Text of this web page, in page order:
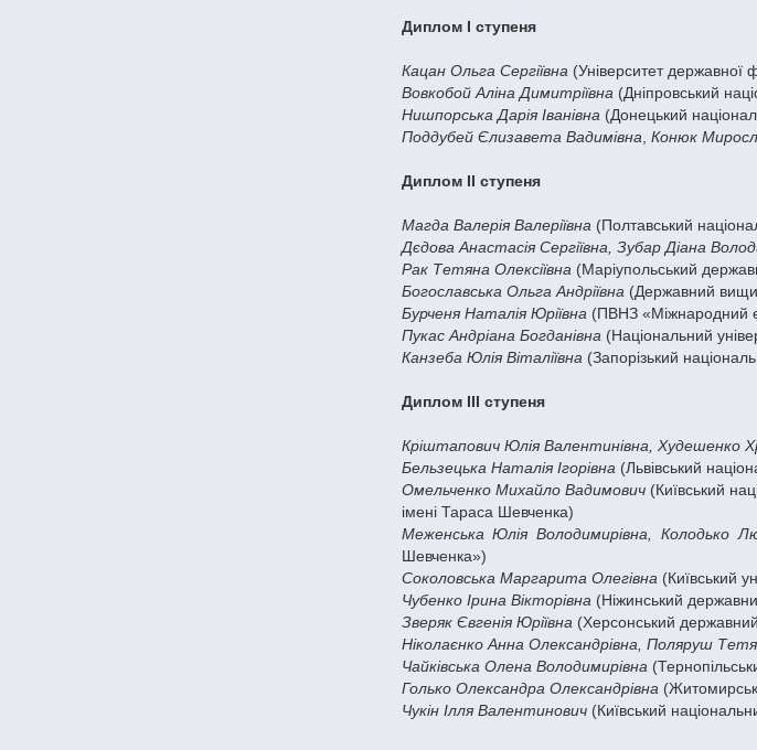
Диплом І ступеня
Кацан Ольга Сергіївна(Університет державної
Вовкобой Аліна Димитріївна(Дніпровський
Нишпорська Дарія Іванівна(Донецький
Поддубей Єлизавета Вадимівна, Конюк
Диплом ІІ ступеня
Магда Валерія Валеріївна (Полтавський
Дєдова Анастасія Сергіївна, Зубар Діана
Рак Тетяна Олексіївна(Маріупольський
Богославська Ольга Андріївна(Державний
Бурченя Наталія Юріївна (ПВНЗ «Міжнародний
Пукас Андріана Богданівна (Національний
Канзеба Юлія Віталіївна (Запорізький
Диплом ІІІ ступеня
Кріштапович Юлія Валентинівна, Худешенко
Бельзецька Наталія Ігорівна(Львівський
Омельченко Михайло Вадимович(Київський
імені Тараса Шевченка)
Меженська Юлія Володимирівна, Колодько
Шевченка»)
Соколовська Маргарита Олегівна(Київський
Чубенко Ірина Вікторівна (Ніжинський
Зверяк Євгенія Юріївна(Херсонський державний
Ніколаєнко Анна Олександрівна, Поляруш
Чайківська Олена Володимирівна
Голько Олександра Олександрівна
Чукін Ілля Валентинович(Київський